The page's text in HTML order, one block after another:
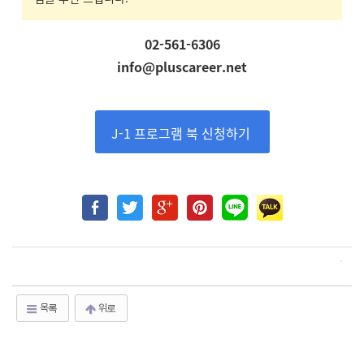
02-561-6306
info@pluscareer.net
J-1 프로그램 북 신청하기
목록 위로